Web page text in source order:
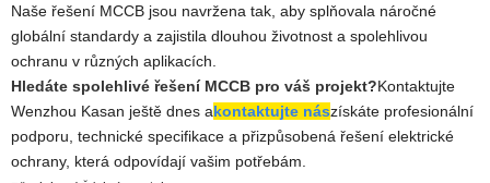
Naše řešení MCCB jsou navržena tak, aby splňovala náročné
globální standardy a zajistila dlouhou životnost a spolehlivou
ochranu v různých aplikacích.
Hledáte spolehlivé řešení MCCB pro váš projekt?Kontaktujte
Wenzhou Kasan ještě dnes akontaktujte nászískáte profesionální
podporu, technické specifikace a přizpůsobená řešení elektrické
ochrany, která odpovídají vašim potřebám.